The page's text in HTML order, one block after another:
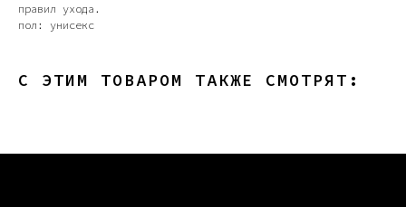
правил ухода.
пол: унисекс
С ЭТИМ ТОВАРОМ ТАКЖЕ СМОТРЯТ: